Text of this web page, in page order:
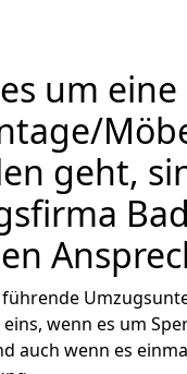
um eine
geht,
wenn es um
auch wenn es